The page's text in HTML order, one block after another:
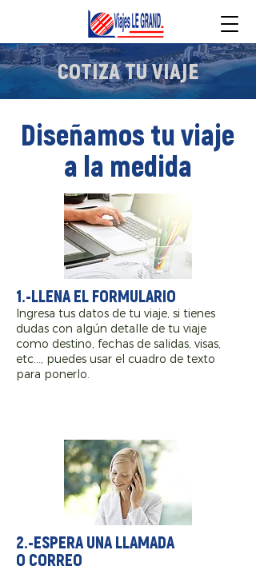
COTIZA TU VIAJE
Diseñamos tu viaje
a la medida
1.-LLENA EL FORMULARIO
Ingresa tus datos de tu viaje, si tienes
dudas con algún detalle de tu viaje
como destino, fechas de salidas, visas,
etc…, puedes usar el cuadro de texto
para ponerlo.
2.-ESPERA UNA LLAMADA
O CORREO